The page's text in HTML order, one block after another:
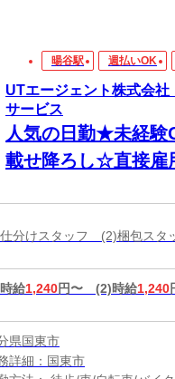
暘谷駅 週払いOK
UTエージェント株式会
サービス
人気の日勤★未経験
載せ降ろし☆直接雇
分けスタッフ (2)梱包ス
給1,240円〜 (2)時給1,240
県国東市
詳細：国東市